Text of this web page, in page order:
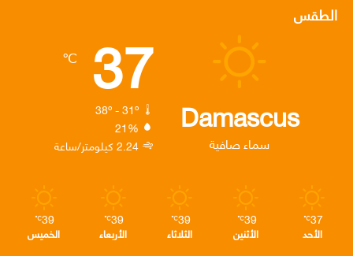
ب
و
ت
ق
ر
ا
ر
ا
الطقس
Damascus
سماء صافية
37
℃
38º - 31º
21%
2.24 كيلومتر/ساعة
37
℃
الأحد
39
℃
الأثنين
39
℃
الثلاثاء
39
℃
الأربعاء
39
℃
الخميس